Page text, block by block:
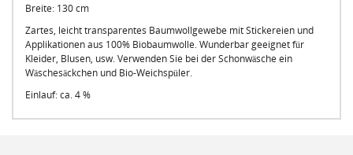
Breite: 130 cm
Zartes, leicht transparentes Baumwollgewebe mit Stickereien und
Applikationen aus 100% Biobaumwolle. Wunderbar geeignet für
Kleider, Blusen, usw. Verwenden Sie bei der Schonwäsche ein
Wäschesäckchen und Bio-Weichspüler.
Einlauf: ca. 4 %